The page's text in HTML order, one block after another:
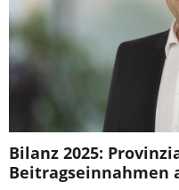
Bilanz 2025:
Beitragseinnahmen